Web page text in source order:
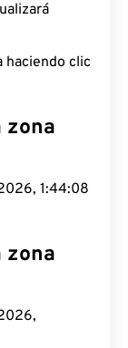
haciendo clic
zona
1:44:08
zona